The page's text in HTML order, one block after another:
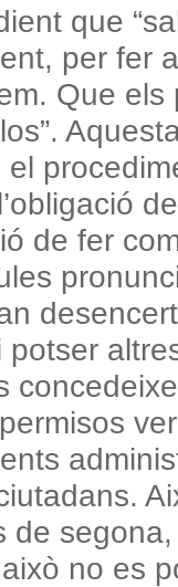
que
per fer
Que
el
de fer
potser
de
no es